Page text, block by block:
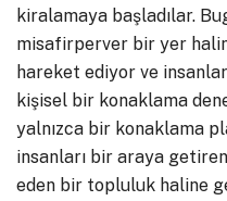
kiralamaya başladılar.
misafirperver bir yer
hareket ediyor ve
kişisel bir konaklama
yalnızca bir konaklama
insanları bir araya
eden bir topluluk haline